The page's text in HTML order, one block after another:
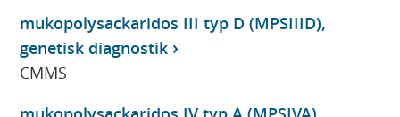
mukopolysackaridos III typ D (MPSIIID),
genetisk diagnostik
CMMS